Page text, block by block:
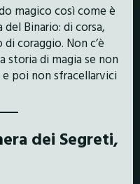
magico così come è
Binario: di corsa,
coraggio. Non c’è
storia di magia se non
poi non sfracellarvici
dei Segreti,